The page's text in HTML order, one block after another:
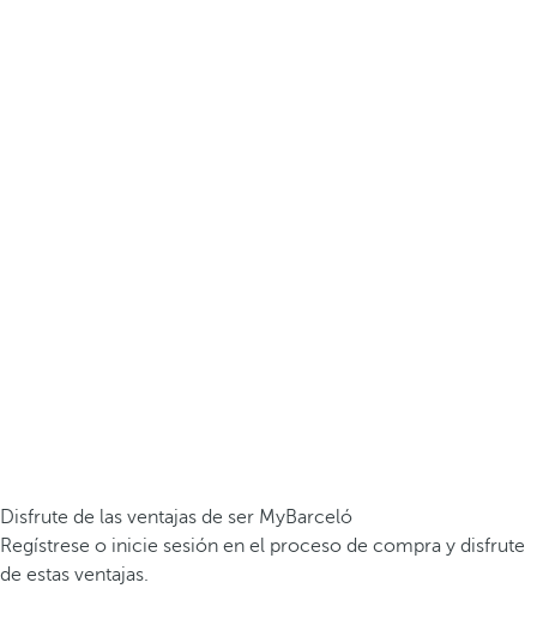
Disfrute de las ventajas de ser MyBarceló
Regístrese o inicie sesión en el proceso de compra y disfrute
de estas ventajas.